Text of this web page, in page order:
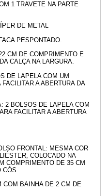
1 TRAVETE NA PARTE
DE METAL
PESPONTADO.
CM DE COMPRIMENTO E
CALÇA NA LARGURA.
DE LAPELA COM UM
A ABERTURA DA
2 BOLSOS DE LAPELA COM
FACILITAR A ABERTURA
FRONTAL: MESMA COR
COLOCADO NA
COMPRIMENTO DE 35 CM
COM BAINHA DE 2 CM DE